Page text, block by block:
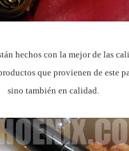
hechos con la mejor de las
que provienen de este
sino también en calidad.